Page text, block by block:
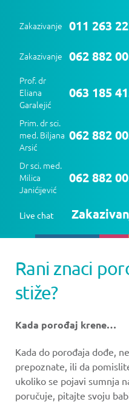
Zakazivanje 011 263
Zakazivanje 062 882
Prof. dr
Eliana
Garalejić
063 185
Prim. dr sci.
med. Biljana
Arsić
062 882
Dr sci. med.
Milica
Janićijević
062 882
Live chat
Rani znaci
stiže?
Kada porođaj krene…
Kada do porođaja dođe,
prepoznate, ili da
ukoliko se pojavi sumnja
poručuje, pitajte svoju